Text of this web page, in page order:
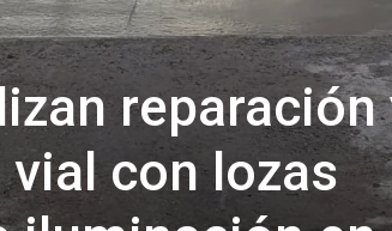
reparación
con lozas